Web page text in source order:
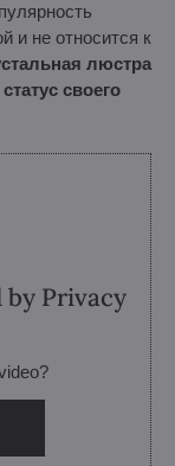
и не относится к
люстра
своего
by Privacy